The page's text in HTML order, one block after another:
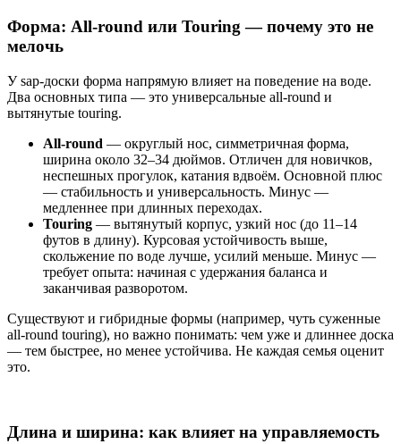
Форма: All-round или Touring — почему это не
мелочь
У sap-доски форма напрямую влияет на поведение на воде.
Два основных типа — это универсальные all-round и
вытянутые touring.
All-round — округлый нос, симметричная форма,
ширина около 32–34 дюймов. Отличен для новичков,
неспешных прогулок, катания вдвоём. Основной плюс
— стабильность и универсальность. Минус —
медленнее при длинных переходах.
Touring — вытянутый корпус, узкий нос (до 11–14
футов в длину). Курсовая устойчивость выше,
скольжение по воде лучше, усилий меньше. Минус —
требует опыта: начиная с удержания баланса и
заканчивая разворотом.
Существуют и гибридные формы (например, чуть суженные
all-round touring), но важно понимать: чем уже и длиннее доска
— тем быстрее, но менее устойчива. Не каждая семья оценит
это.
Длина и ширина: как влияет на управляемость